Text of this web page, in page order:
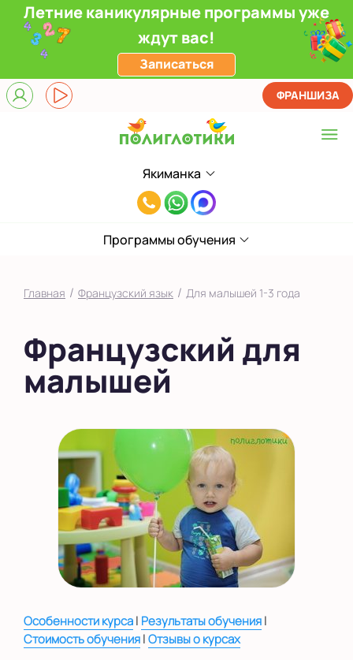
Летние каникулярные программы уже
ждут вас!
Записаться
Якиманка
Выберите центр
Верхние Лихоборы
ЖК Прокшино
Фили
Якиманка
в Южном Бутово
на Беломорской
на Домодедовской
на Коломенской
в Московской
области
Показать на карте
8(495)985-
78
ФРАНШИЗА
Программы обучения
Главная / Французский язык / Для малышей 1-3 года
Французский для
малышей
Особенности курса| Результаты обучения|
Стоимость обучения|Отзывы о курсах